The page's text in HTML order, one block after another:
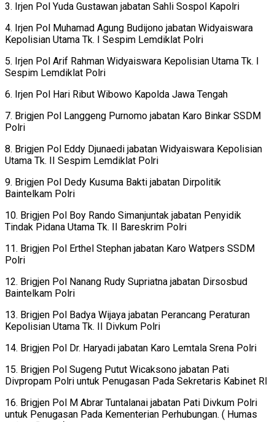
3. Irjen Pol Yuda Gustawan jabatan Sahli Sospol Kapolri
4. Irjen Pol Muhamad Agung Budijono jabatan Widyaiswara
Kepolisian Utama Tk. I Sespim Lemdiklat Polri
5. Irjen Pol Arif Rahman Widyaiswara Kepolisian Utama Tk. I
Sespim Lemdiklat Polri
6. Irjen Pol Hari Ribut Wibowo Kapolda Jawa Tengah
7. Brigjen Pol Langgeng Purnomo jabatan Karo Binkar SSDM
Polri
8. Brigjen Pol Eddy Djunaedi jabatan Widyaiswara Kepolisian
Utama Tk. II Sespim Lemdiklat Polri
9. Brigjen Pol Dedy Kusuma Bakti jabatan Dirpolitik
Baintelkam Polri
10. Brigjen Pol Boy Rando Simanjuntak jabatan Penyidik
Tindak Pidana Utama Tk. II Bareskrim Polri
11. Brigjen Pol Erthel Stephan jabatan Karo Watpers SSDM
Polri
12. Brigjen Pol Nanang Rudy Supriatna jabatan Dirsosbud
Baintelkam Polri
13. Brigjen Pol Badya Wijaya jabatan Perancang Peraturan
Kepolisian Utama Tk. II Divkum Polri
14. Brigjen Pol Dr. Haryadi jabatan Karo Lemtala Srena Polri
15. Brigjen Pol Sugeng Putut Wicaksono jabatan Pati
Divpropam Polri untuk Penugasan Pada Sekretaris Kabinet RI
16. Brigjen Pol M Abrar Tuntalanai jabatan Pati Divkum Polri
untuk Penugasan Pada Kementerian Perhubungan. ( Humas